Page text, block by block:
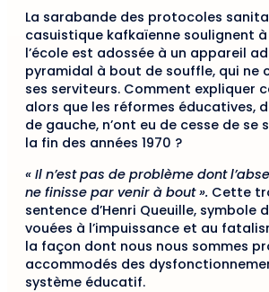
La sarabande des protocoles
casuistique kafkaïenne soulignent
l’école est adossée à un appareil
pyramidal à bout de souffle, qui ne
ses serviteurs. Comment expliquer
alors que les réformes éducatives,
de gauche, n’ont eu de cesse de se
la fin des années 1970 ?
« Il n’est pas de problème dont
ne finisse par venir à bout ». Cette
sentence d’Henri Queuille, symbole
vouées à l’impuissance et au
la façon dont nous nous sommes
accommodés des
système éducatif.